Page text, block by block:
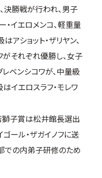
シーポリシー
ップ
決勝戦が行われ、男子
イエロメンコ、軽重量
アショット・ザリヤン、
がそれぞれ優勝し、女子
ベンシコワが、中量級
はイエロスラフ・モレワ
子賞は松井館長選出
ゴール・ザガイノフに送
での内弟子研修のため